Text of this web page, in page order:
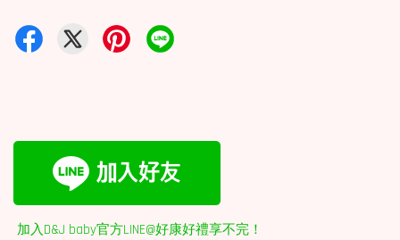
加入D&J baby官方LINE@好康好禮享不完！